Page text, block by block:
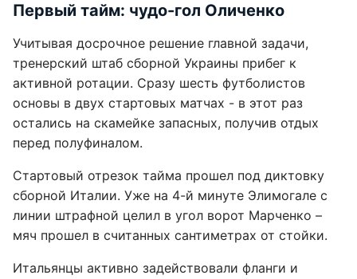
Первый тайм: чудо-гол Оличенко
Учитывая досрочное решение главной задачи,
тренерский штаб сборной Украины прибег к
активной ротации. Сразу шесть футболистов
основы в двух стартовых матчах - в этот раз
остались на скамейке запасных, получив отдых
перед полуфиналом.
Стартовый отрезок тайма прошел под диктовку
сборной Италии. Уже на 4-й минуте Элимогале с
линии штрафной целил в угол ворот Марченко –
мяч прошел в считанных сантиметрах от стойки.
Итальянцы активно задействовали фланги и